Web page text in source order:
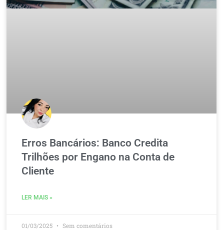
Erros Bancários: Banco Credita
Trilhões por Engano na Conta de
Cliente
LER MAIS »
01/03/2025 Sem comentários